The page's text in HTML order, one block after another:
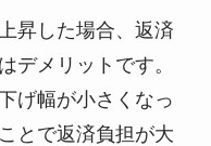
昇した場合、返済
デメリットです。
げ幅が小さくなっ
とで返済負担が大